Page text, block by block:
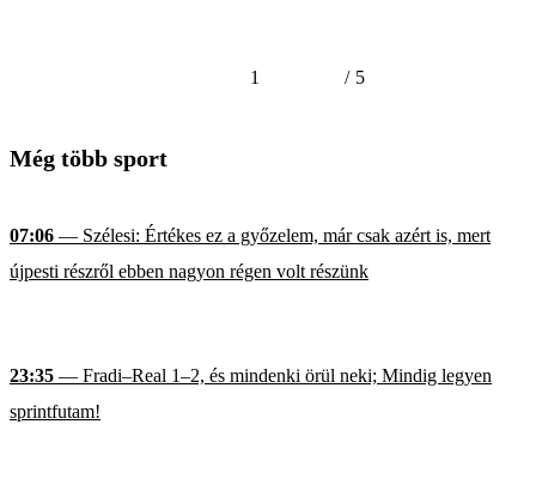
1 / 5
Még több sport
07:06 — Szélesi: Értékes ez a győzelem, már csak azért is, mert
újpesti részről ebben nagyon régen volt részünk
23:35 — Fradi–Real 1–2, és mindenki örül neki; Mindig legyen
sprintfutam!